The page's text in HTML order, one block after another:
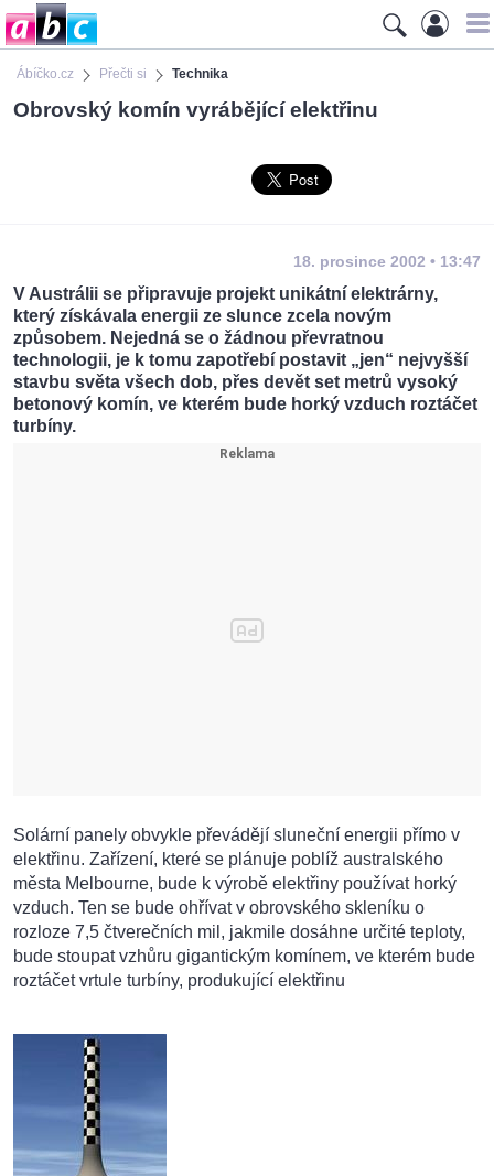
Ábíčko.cz Přečti si Technika
Obrovský komín vyrábějící elektřinu
18. prosince 2002 • 13:47
V Austrálii se připravuje projekt unikátní elektrárny,
který získávala energii ze slunce zcela novým
způsobem. Nejedná se o žádnou převratnou
technologii, je k tomu zapotřebí postavit „jen“ nejvyšší
stavbu světa všech dob, přes devět set metrů vysoký
betonový komín, ve kterém bude horký vzduch roztáčet
turbíny.
Solární panely obvykle převádějí sluneční energii přímo v
elektřinu. Zařízení, které se plánuje poblíž australského
města Melbourne, bude k výrobě elektřiny používat horký
vzduch. Ten se bude ohřívat v obrovského skleníku o
rozloze 7,5 čtverečních mil, jakmile dosáhne určité teploty,
bude stoupat vzhůru gigantickým komínem, ve kterém bude
roztáčet vrtule turbíny, produkující elektřinu